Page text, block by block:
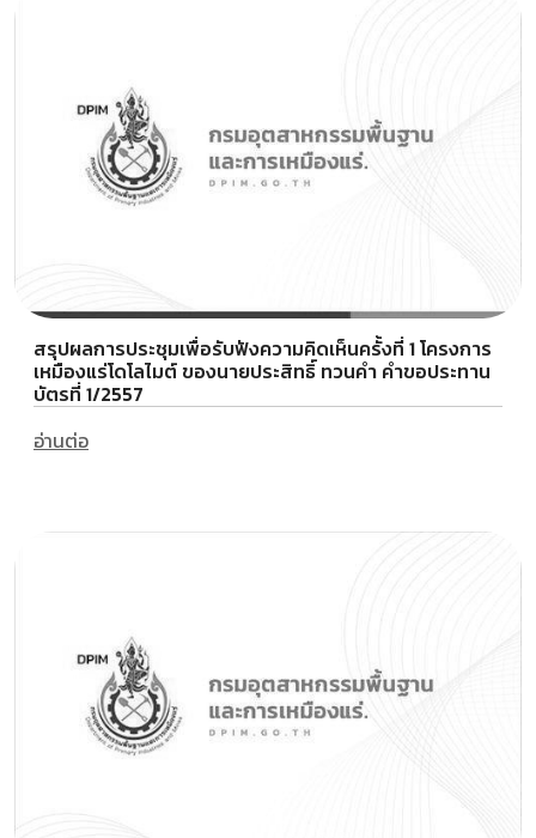
สรุปผลการประชุมเพื่อรับฟังความคิดเห็นครั้งที่ 1 โครงการ
เหมืองแร่โดโลไมต์ ของนายประสิทธิ์ ทวนคำ คำขอประทาน
บัตรที่ 1/2557
อ่านต่อ